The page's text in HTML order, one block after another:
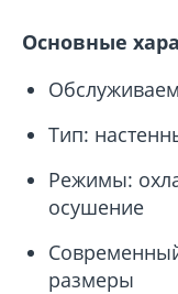
Основные
Тип:
Режимы:
осушение
размеры